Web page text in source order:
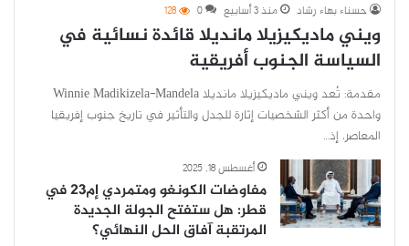
حسناء بهاء رشاد منذ 3 أسابيع 0
128
ويني ماديكيزيلا مانديلا قائدة نسائية في
السياسة الجنوب أفريقية
مقدمة: تُعد ويني ماديكيزيلا مانديلا Winnie Madikizela-Mandela
واحدة من أكثر الشخصيات إثارة للجدل والتأثير في تاريخ جنوب إفريقيا
المعاصر، إذ…
أغسطس 18, 2025
مفاوضات الكونغو ومتمردي إم23 في
قطر: هل ستفتح الجولة الجديدة
المرتقبة آفاق الحل النهائي؟